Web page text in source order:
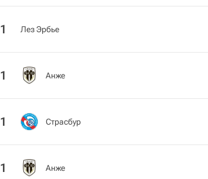
1 Лез Эрбье
1 Анже
1 Страсбур
1 Анже